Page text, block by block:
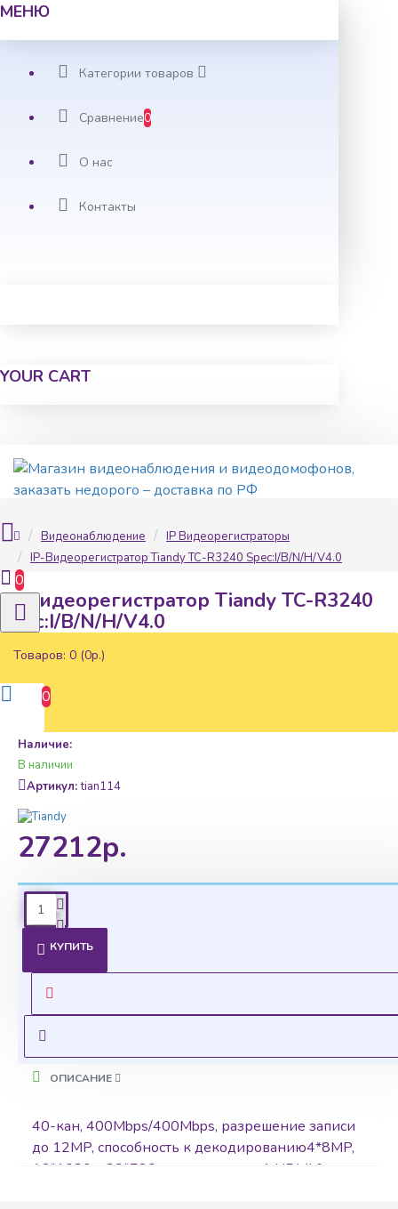
МЕНЮ
Категории товаров
Сравнение0
О нас
Контакты
YOUR CART
0
Товаров: 0 (0р.)
0
Видеонаблюдение
IP Видеорегистраторы
IP-Видеорегистратор Tiandy TC-R3240 Spec:I/B/N/H/V4.0
IP-Видеорегистратор Tiandy TC-R3240
Spec:I/B/N/H/V4.0
27212р.
Наличие:
В наличии
Артикул: tian114
КУПИТЬ
Ценовая политика
Уточнить цены на опт можно у менеджера
ОПИСАНИЕ
40-кан, 400Mbps/400Mbps, разрешение записи
до 12MP, способность к декодированию4*8MP,
16*1080p, 32*720p, видеовыход: 1 HDMI &